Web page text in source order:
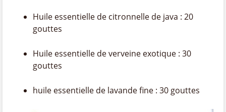
Huile essentielle de citronnelle de java : 20
gouttes
Huile essentielle de verveine exotique : 30
gouttes
huile essentielle de lavande fine : 30 gouttes